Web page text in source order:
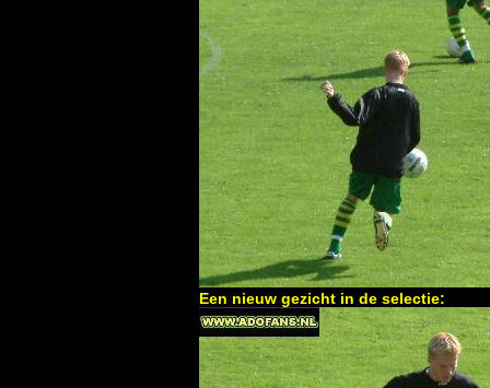
Een nieuw gezicht in de selectie: